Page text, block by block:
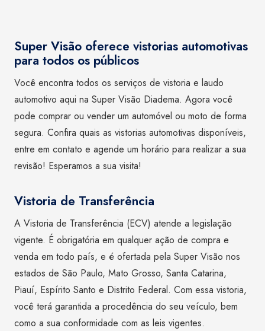
Super Visão oferece vistorias automotivas
para todos os públicos
Você encontra todos os serviços de vistoria e laudo
automotivo aqui na Super Visão Diadema. Agora você
pode comprar ou vender um automóvel ou moto de forma
segura. Confira quais as vistorias automotivas disponíveis,
entre em contato e agende um horário para realizar a sua
revisão! Esperamos a sua visita!
Vistoria de Transferência
A Vistoria de Transferência (ECV) atende a legislação
vigente. É obrigatória em qualquer ação de compra e
venda em todo país, e é ofertada pela Super Visão nos
estados de São Paulo, Mato Grosso, Santa Catarina,
Piauí, Espírito Santo e Distrito Federal. Com essa vistoria,
você terá garantida a procedência do seu veículo, bem
como a sua conformidade com as leis vigentes.